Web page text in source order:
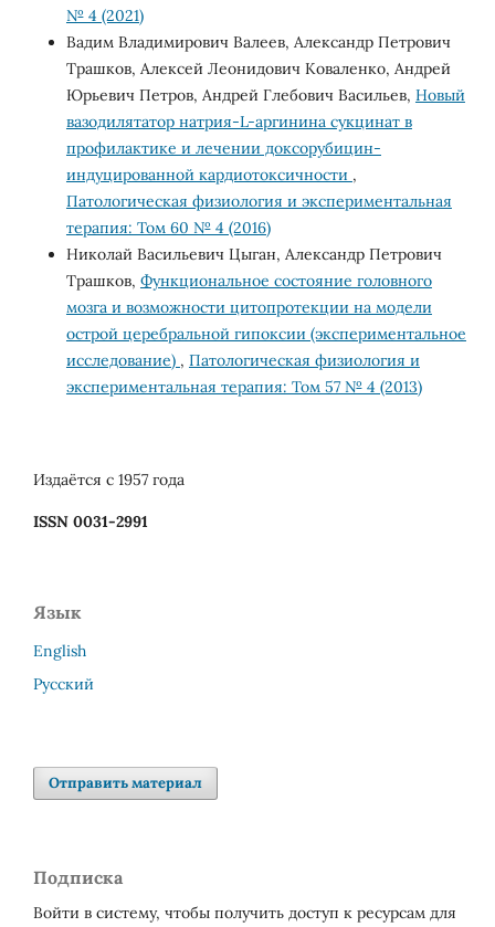
№ 4 (2021)
Вадим Владимирович Валеев, Александр Петрович
Трашков, Алексей Леонидович Коваленко, Андрей
Юрьевич Петров, Андрей Глебович Васильев, Новый
вазодилятатор натрия-L-аргинина сукцинат в
профилактике и лечении доксорубицин-
индуцированной кардиотоксичности ,
Патологическая физиология и экспериментальная
терапия: Том 60 № 4 (2016)
Николай Васильевич Цыган, Александр Петрович
Трашков, Функциональное состояние головного
мозга и возможности цитопротекции на модели
острой церебральной гипоксии (экспериментальное
исследование) , Патологическая физиология и
экспериментальная терапия: Том 57 № 4 (2013)
Издаётся с 1957 года
ISSN 0031-2991
Язык
English
Русский
Отправить материал
Подписка
Войти в систему, чтобы получить доступ к ресурсам для